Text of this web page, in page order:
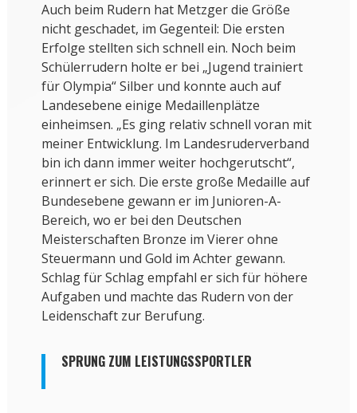
Auch beim Rudern hat Metzger die Größe
nicht geschadet, im Gegenteil: Die ersten
Erfolge stellten sich schnell ein. Noch beim
Schülerrudern holte er bei „Jugend trainiert
für Olympia“ Silber und konnte auch auf
Landesebene einige Medaillenplätze
einheimsen. „Es ging relativ schnell voran mit
meiner Entwicklung. Im Landesruderverband
bin ich dann immer weiter hochgerutscht“,
erinnert er sich. Die erste große Medaille auf
Bundesebene gewann er im Junioren-A-
Bereich, wo er bei den Deutschen
Meisterschaften Bronze im Vierer ohne
Steuermann und Gold im Achter gewann.
Schlag für Schlag empfahl er sich für höhere
Aufgaben und machte das Rudern von der
Leidenschaft zur Berufung.
SPRUNG ZUM LEISTUNGSSPORTLER